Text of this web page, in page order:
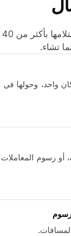
وفّر المال عند إرسال الأموال وإنفاقها واستلامها بأكثر من 40
تشاء.
واحد، وحولها في
رسوم المعاملات